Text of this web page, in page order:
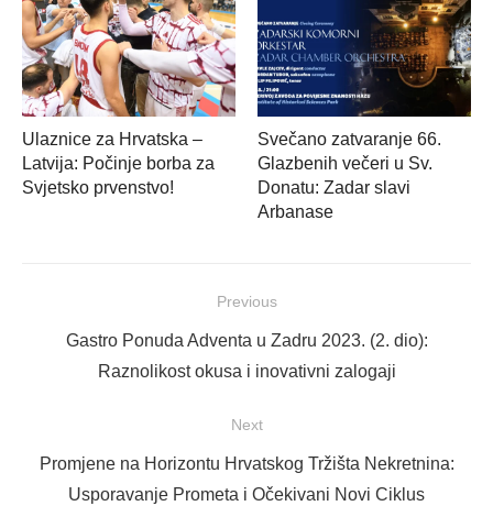
Ulaznice za Hrvatska –
Latvija: Počinje borba za
Svjetsko prvenstvo!
Svečano zatvaranje 66.
Glazbenih večeri u Sv.
Donatu: Zadar slavi
Arbanase
objava
Previous
Previous
Gastro Ponuda Adventa u Zadru 2023. (2. dio):
Raznolikost okusa i inovativni zalogaji
Next
Next
Promjene na Horizontu Hrvatskog Tržišta Nekretnina:
Usporavanje Prometa i Očekivani Novi Ciklus